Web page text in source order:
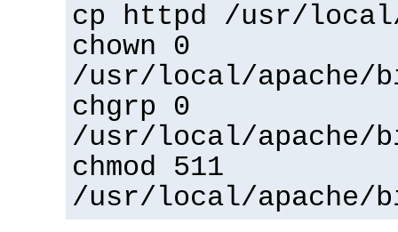
cp httpd /usr/
chown 0
/usr/local/apache/
chgrp 0
/usr/local/apache/
chmod 511
/usr/local/apache/